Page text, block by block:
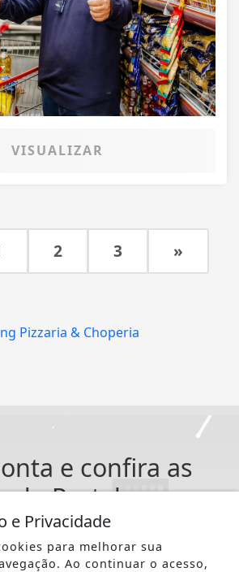
VISUALIZAR
2 3 »
e confira as
do Portal
exclusivas, anunciar
mais!
e Privacidade
para melhorar sua
Ao continuar o acesso,